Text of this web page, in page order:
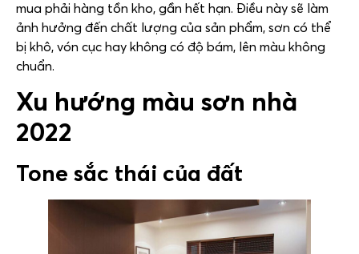
mua phải hàng tồn kho, gần hết hạn. Điều này sẽ làm
ảnh hưởng đến chất lượng của sản phẩm, sơn có thể
bị khô, vón cục hay không có độ bám, lên màu không
chuẩn.
Xu hướng màu sơn nhà
2022
Tone sắc thái của đất